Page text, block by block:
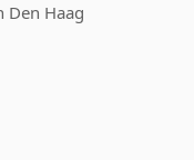
Den Haag